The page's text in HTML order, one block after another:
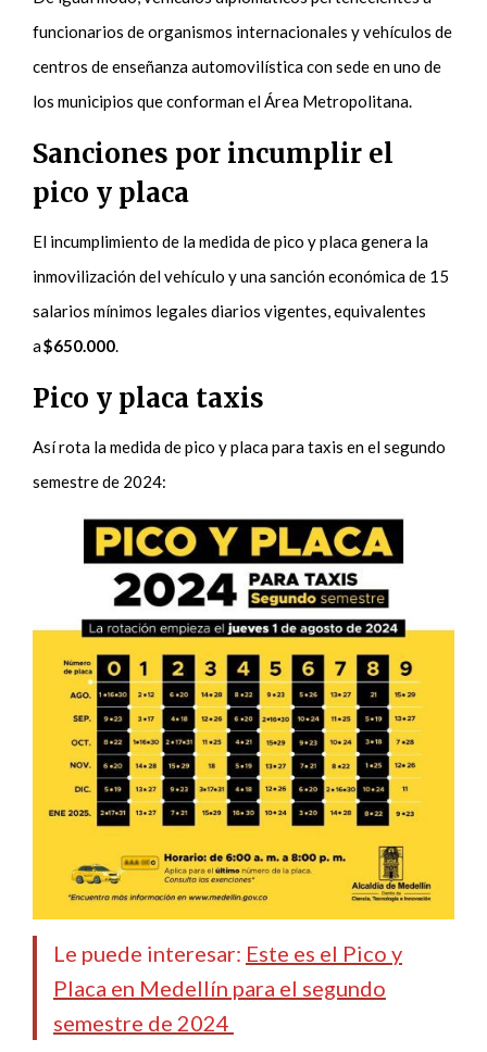
funcionarios de organismos internacionales y vehículos de
centros de enseñanza automovilística con sede en uno de
los municipios que conforman el Área Metropolitana.
Sanciones por incumplir el
pico y placa
El incumplimiento de la medida de pico y placa genera la
inmovilización del vehículo y una sanción económica de 15
salarios mínimos legales diarios vigentes, equivalentes
a$650.000
Pico y placa taxis
Así rota la medida de pico y placa para taxis en el segundo
semestre de 2024:
Le puede interesar: Este es el Pico y
Placa en Medellín para el segundo
semestre de 2024